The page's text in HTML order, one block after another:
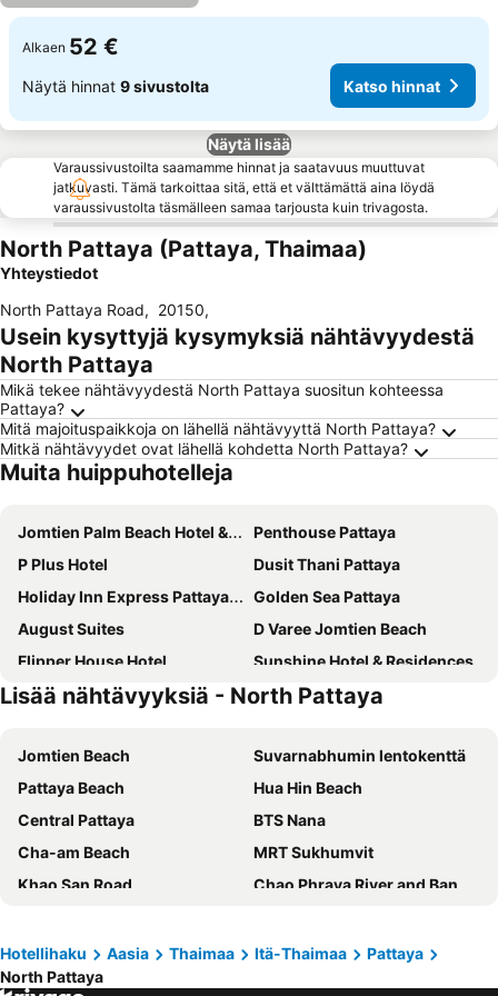
Alkaen 52 €
Näytä hinnat 9 sivustolta Katso hinnat
Näytä lisää
Varaussivustoilta saamamme hinnat ja saatavuus muuttuvat
jatkuvasti. Tämä tarkoittaa sitä, että et välttämättä aina löydä
varaussivustolta täsmälleen samaa tarjousta kuin trivagosta.
North Pattaya (Pattaya, Thaimaa)
Yhteystiedot
North Pattaya Road, 20150,
Usein kysyttyjä kysymyksiä nähtävyydestä
North Pattaya
Mikä tekee nähtävyydestä North Pattaya suositun kohteessa
Pattaya?
Mitä majoituspaikkoja on lähellä nähtävyyttä North Pattaya?
Mitkä nähtävyydet ovat lähellä kohdetta North Pattaya?
Muita huippuhotelleja
Jomtien Palm Beach Hotel & Resort
Penthouse Pattaya
P Plus Hotel
Dusit Thani Pattaya
Holiday Inn Express Pattaya Central By Ihg
Golden Sea Pattaya
August Suites
D Varee Jomtien Beach
Flipper House Hotel
Sunshine Hotel & Residences
Meliá Pattaya Hotel
Heeton Concept Hotel Pattaya by Compass Hospitality
LK The Empress
Fifth Pattaya Jomtien
Intimate Hotel Pattaya
Grande Centre Point Pattaya
Acqua Hotel
Royal Cliff Beach Hotel Pattaya
Adelphi Pattaya
Hotel Zing
Mercure Pattaya Ocean Resort
Holiday Inn Pattaya By Ihg
Vogue Pattaya Hotel
Sunbeam Hotel Pattaya
Hotel Amber Pattaya
Lisää nähtävyyksiä - North Pattaya
Jomtien Beach
Suvarnabhumin lentokenttä
Pattaya Beach
Hua Hin Beach
Central Pattaya
BTS Nana
Cha-am Beach
MRT Sukhumvit
Khao San Road
Chao Phraya River and Bangkok Waterways Cruise including Wat Arun
White Sand Beach
Lumphini-Park
Emporium
Hotellihaku Aasia Thaimaa Itä-Thaimaa
Pattaya
North Pattaya